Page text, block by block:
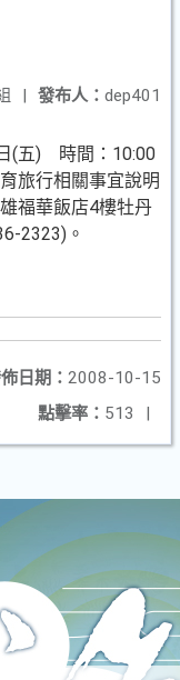
發布人： dep401
|
(五)
時間：10:00
旅行相關事宜說明
福華飯店4樓牡丹
2323) 。
日期： 2008-10-15
點擊率： 513 |